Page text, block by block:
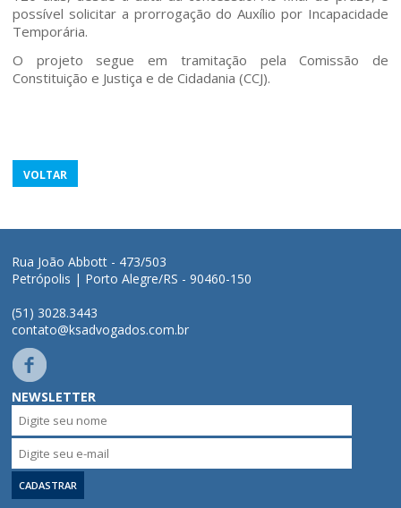
possível solicitar a prorrogação do Auxílio por Incapacidade
Temporária.
O projeto segue em tramitação pela Comissão de
Constituição e Justiça e de Cidadania (CCJ).
VOLTAR
Rua João Abbott - 473/503
Petrópolis | Porto Alegre/RS - 90460-150
(51) 3028.3443
contato@ksadvogados.com.br
NEWSLETTER